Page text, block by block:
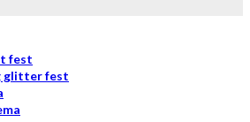
fest
glitter fest